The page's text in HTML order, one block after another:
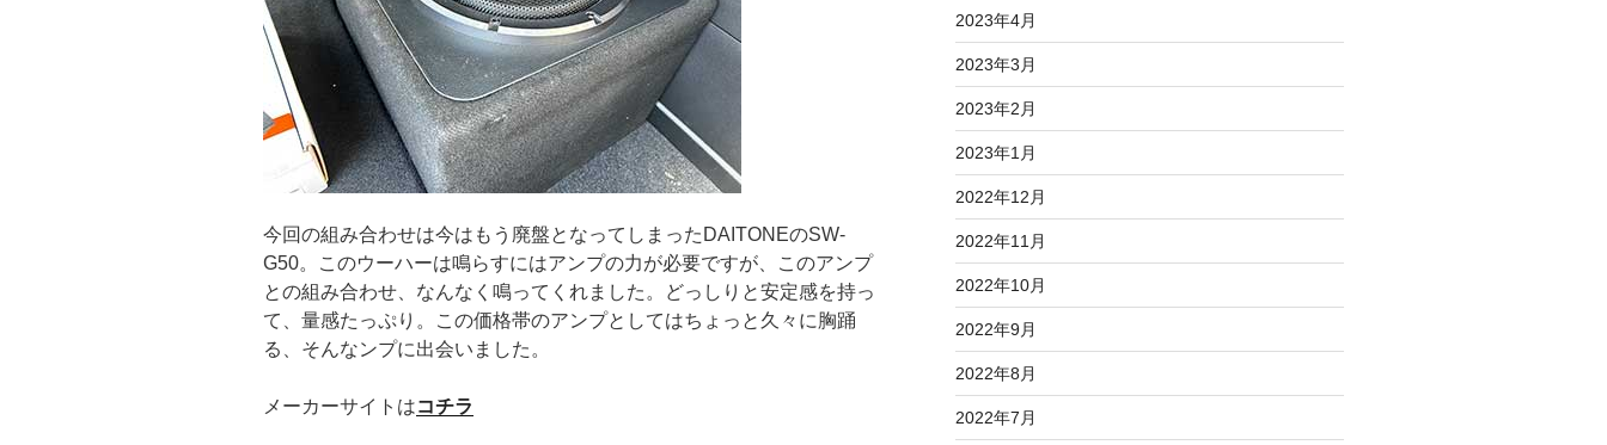
今回の組み合わせは今はもう廃盤となってしまったDAITONEのSW-
G50。このウーハーは鳴らすにはアンプの力が必要ですが、このアンプ
との組み合わせ、なんなく鳴ってくれました。どっしりと安定感を持っ
て、量感たっぷり。この価格帯のアンプとしてはちょっと久々に胸踊
る、そんなンプに出会いました。
メーカーサイトはコチラ
2023年4月
2023年3月
2023年2月
2023年1月
2022年12月
2022年11月
2022年10月
2022年9月
2022年8月
2022年7月